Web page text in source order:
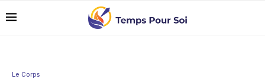
Le Corps